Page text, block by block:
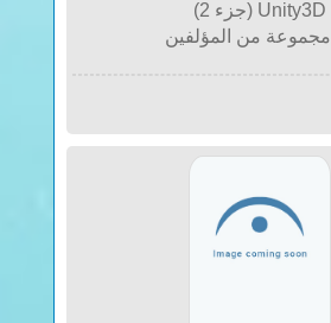
Unity3D (جزء 2)
مجموعة من المؤلفين